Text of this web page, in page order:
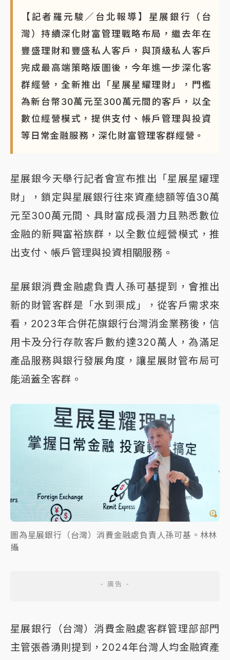
【記者羅元駿／台北報導】星展銀行（台
灣）持續深化財富管理戰略布局，繼去年在
豐盛理財和豐盛私人客戶，與頂級私人客戶
完成最高端策略版圖後，今年進一步深化客
群經營，全新推出「星展星耀理財」，門檻
為新台幣30萬元至300萬元間的客戶，以全
數位經營模式，提供支付、帳戶管理與投資
等日常金融服務，深化財富管理客群經營。
星展銀今天舉行記者會宣布推出「星展星耀理
財」，鎖定與星展銀行往來資產總額等值30萬
元至300萬元間、具財富成長潛力且熟悉數位
金融的新興富裕族群，以全數位經營模式，推
出支付、帳戶管理與投資相關服務。
星展銀消費金融處負責人孫可基提到，會推出
新的財管客群是「水到渠成」，從客戶需求來
看，2023年合併花旗銀行台灣消金業務後，信
用卡及分行存款客戶數約達320萬人，為滿足
產品服務與銀行發展角度，讓星展財管布局可
能涵蓋全客群。
圖為星展銀行（台灣）消費金融處負責人孫可基。林林
攝
星展銀行（台灣）消費金融處客群管理部部門
主管張善湧則提到，2024年台灣人均金融資產